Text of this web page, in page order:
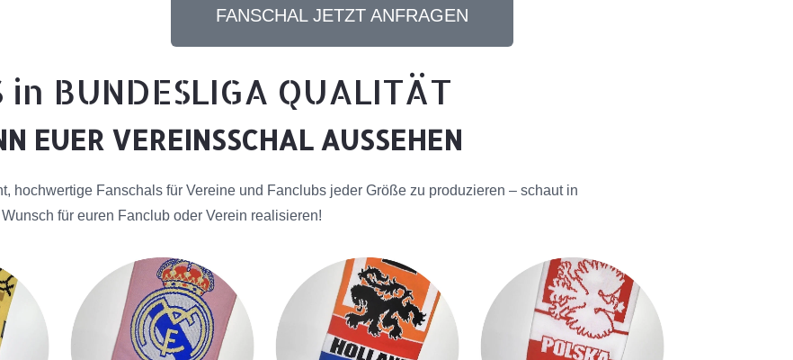
FANSCHAL JETZT ANFRAGEN
in BUNDESLIGA QUALITÄT
EUER VEREINSSCHAL AUSSEHEN
hochwertige Fanschals für Vereine und Fanclubs jeder Größe zu produzieren – schaut in
für euren Fanclub oder Verein realisieren!